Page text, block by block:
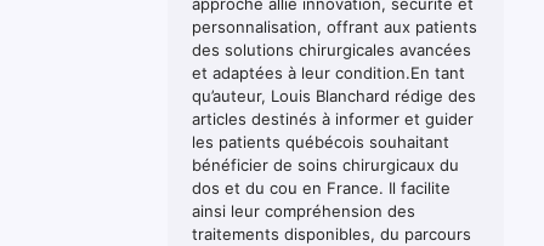
approche allie innovation, sécurité et
personnalisation, offrant aux patients
des solutions chirurgicales avancées
et adaptées à leur condition.En tant
qu’auteur, Louis Blanchard rédige des
articles destinés à informer et guider
les patients québécois souhaitant
bénéficier de soins chirurgicaux du
dos et du cou en France. Il facilite
ainsi leur compréhension des
traitements disponibles, du parcours